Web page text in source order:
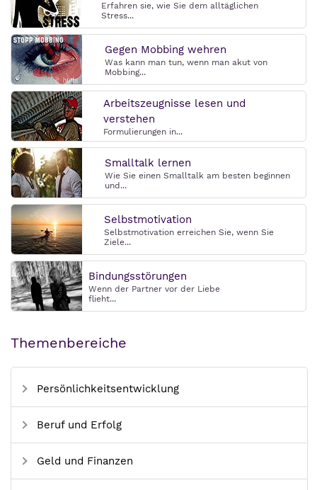
Erfahren sie, wie Sie dem alltäglichen
Stress...
Gegen Mobbing wehren
Was kann man tun, wenn man akut von
Mobbing...
Arbeitszeugnisse lesen und
verstehen
Formulierungen in...
Smalltalk lernen
Wie Sie einen Smalltalk am besten beginnen
und...
Selbstmotivation
Selbstmotivation erreichen Sie, wenn Sie
Ziele...
Bindungsstörungen
Wenn der Partner vor der Liebe
flieht...
Themenbereiche
Persönlichkeitsentwicklung
Beruf und Erfolg
Geld und Finanzen